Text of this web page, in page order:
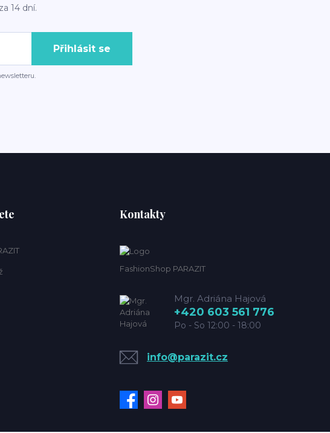
14 dní.
Přihlásit se
Kontakty
FashionShop PARAZIT
Mgr. Adriána Hajová
+420 603 561 776
Po - So 12:00 - 18:00
info@parazit.cz